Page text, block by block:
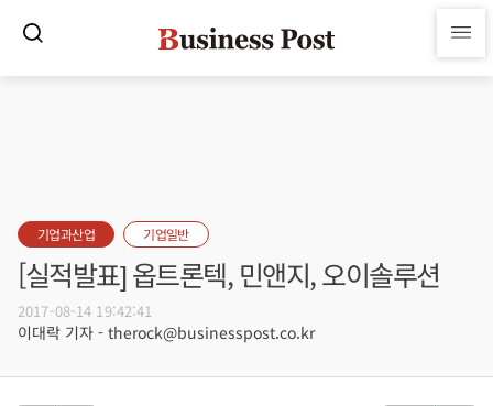
기업과산업 기업일반
[실적발표] 옵트론텍, 민앤지, 오이솔루션
2017-08-14 19:42:41
이대락 기자 - therock@businesspost.co.kr